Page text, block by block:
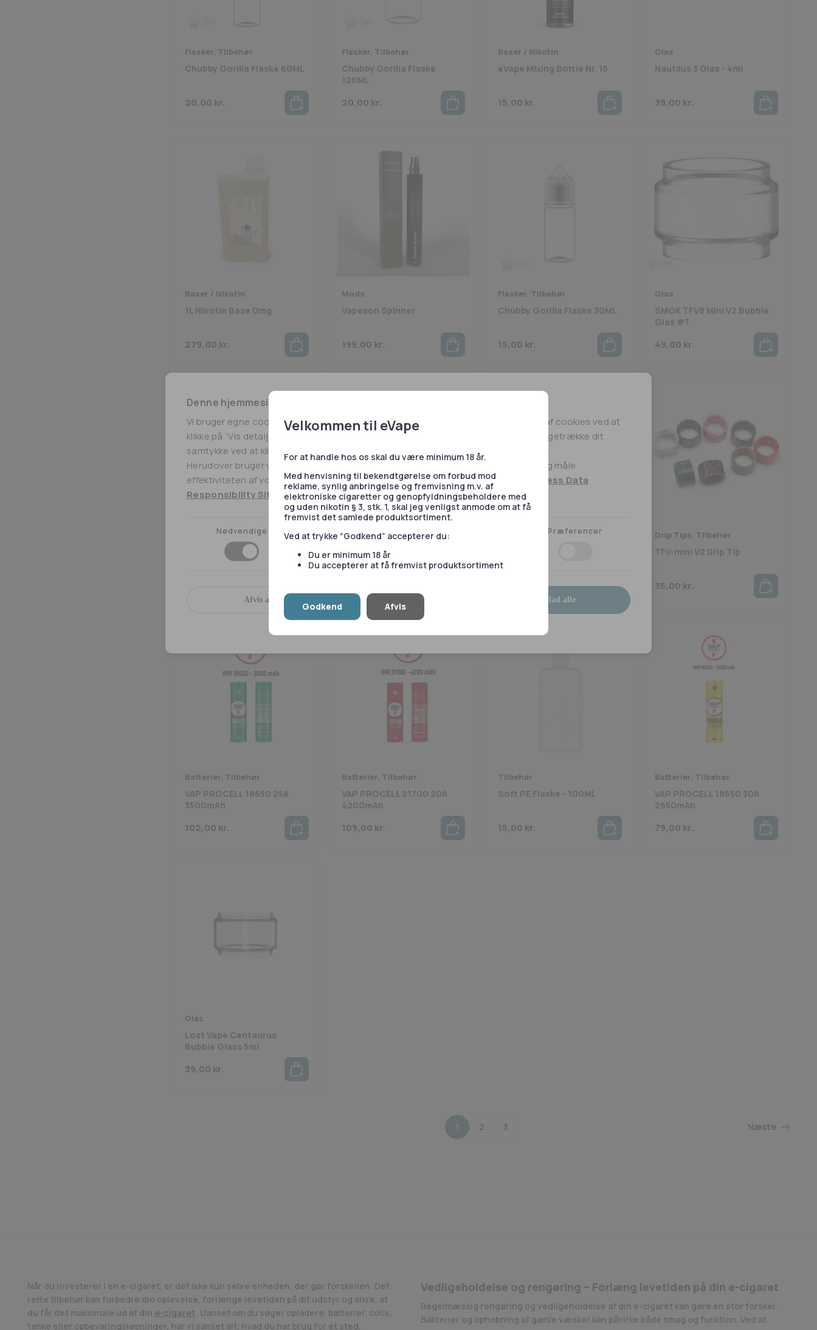
Velkommen til eVape
For at handle hos os skal du være minimum 18 år.
Med henvisning til bekendtgørelse om forbud mod
reklame, synlig anbringelse og fremvisning m.v. af
elektroniske cigaretter og genopfyldningsbeholdere med
og uden nikotin § 3, stk. 1, skal jeg venligst anmode om at få
fremvist det samlede produktsortiment.
Ved at trykke “Godkend” accepterer du:
Du er minimum 18 år
Du accepterer at få fremvist produktsortiment
Godkend Afvis
Flasker, Tilbehør
Chubby Gorilla Flaske 60ML
20,00 kr.
Flasker, Tilbehør
Chubby Gorilla Flaske
120ML
20,00 kr.
Baser / Nikotin
eVape Mixing Bottle Nr. 15
15,00 kr.
Glas
Nautilus 3 Glas - 4ml
39,00 kr.
Baser / Nikotin
1L Nikotin Base 0mg
279,00 kr.
Mods
Vapeson Spinner
199,00 kr.
Flasker, Tilbehør
Chubby Gorilla Flaske 30ML
15,00 kr.
Glas
SMOK TFV8 Mini V2 Bubble
Glas #7
49,00 kr.
Batterier, Tilbehør
VAP PROCELL 18650 30A
Tilbehør
Soft PE Flaske - 50ML
15,00 kr. kr.
Drip Tips, Tilbehør
TFV-mini V2 Drip Tip
35,00 kr.
Batterier, Tilbehør
VAP PROCELL 18650 25A
3500mAh
102,00 kr.
Batterier, Tilbehør
VAP PROCELL 21700 20A
4200mAh
109,00 kr.
Tilbehør
Soft PE Flaske - 100ML
15,00 kr.
Batterier, Tilbehør
VAP PROCELL 18650 30A
2650mAh
79,00 kr.
Glas
Lost Vape Centaurus
Bubble Glass 5ml
39,00 kr.
1 2 3 Næste
Når du investerer i en e-cigaret, er det ikke kun selve enheden, der gør forskellen. Det
rette tilbehør kan forbedre din oplevelse, forlænge levetiden på dit udstyr og sikre, at
du får det maksimale ud af din e-cigaret. Uanset om du søger opladere, batterier, coils,
tanke eller opbevaringsløsninger, har vi samlet alt, hvad du har brug for ét sted.
Vedligeholdelse og rengøring – Forlæng levetiden på din e-cigaret
Regelmæssig rengøring og vedligeholdelse af din e-cigaret kan gøre en stor forskel.
Bakterier og ophobning af gamle væsker kan påvirke både smag og funktion. Ved at
Denne hjemmeside bruger cookies
Vi bruger egne cookies samt cookies fra tredjepart. Du kan læse mere om brugen af cookies ved at
klikke på ”Vis detaljer” i dette banner. Du kan desuden til enhver tid ændre eller tilbagetrække dit
samtykke ved at klikke på linket til vores cookiepolitik i bunden af siden.
Herudover bruger vi også cookies til at indsamle data med det formål at tilpasse og måle
effektiviteten af vores annoncering. For mere information, besøgGoogle's Business Data
Responsibility Site
Nødvendige Statistik Præferencer
Tillad valgte Tillad alle
Afvis alle